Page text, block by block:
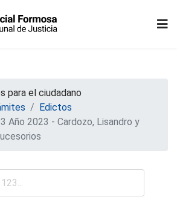
para el ciudadano
Edictos
Año 2023 - Cardozo, Lisandro y